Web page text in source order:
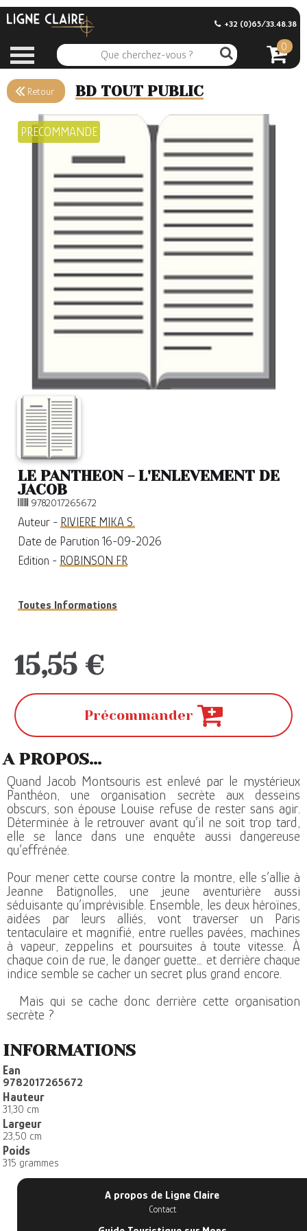
+32 (0)65/33.48.38
0
Retour BD TOUT PUBLIC
PRECOMMANDE
LE PANTHEON - L'ENLEVEMENT DE
JACOB
9782017265672
Auteur - RIVIERE MIKA S.
Date de Parution 16-09-2026
Edition - ROBINSON FR
Toutes Informations
15,55 €
Précommander
A PROPOS...
Quand Jacob Montsouris est enlevé par le mystérieux
Panthéon, une organisation secrète aux desseins
obscurs, son épouse Louise refuse de rester sans agir.
Déterminée à le retrouver avant qu’il ne soit trop tard,
elle se lance dans une enquête aussi dangereuse
qu’effrénée.
Pour mener cette course contre la montre, elle s’allie à
Jeanne Batignolles, une jeune aventurière aussi
séduisante qu’imprévisible. Ensemble, les deux héroïnes,
aidées par leurs alliés, vont traverser un Paris
tentaculaire et magnifié, entre ruelles pavées, machines
à vapeur, zeppelins et poursuites à toute vitesse. À
chaque coin de rue, le danger guette… et derrière chaque
indice semble se cacher un secret plus grand encore.
Mais qui se cache donc derrière cette organisation
secrète ?
INFORMATIONS
Ean
9782017265672
Hauteur
31,30 cm
Largeur
23,50 cm
Poids
315 grammes
A propos de Ligne Claire
Contact